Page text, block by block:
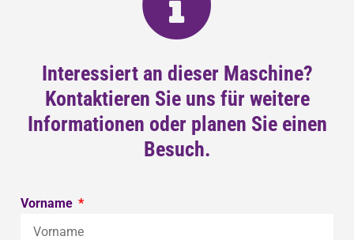
Interessiert an dieser Maschine?
Kontaktieren Sie uns für weitere
Informationen oder planen Sie einen
Besuch.
Vorname